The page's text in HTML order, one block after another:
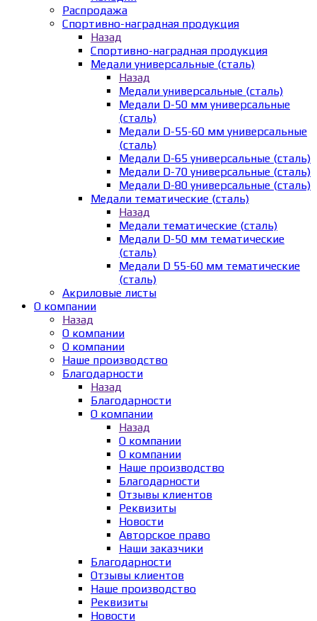
Распродажа
Спортивно-наградная продукция
Назад
Спортивно-наградная продукция
Медали универсальные (сталь)
Назад
Медали универсальные (сталь)
Медали D-50 мм универсальные
(сталь)
Медали D-55-60 мм универсальные
(сталь)
Медали D-65 универсальные (сталь)
Медали D-70 универсальные (сталь)
Медали D-80 универсальные (сталь)
Медали тематические (сталь)
Назад
Медали тематические (сталь)
Медали D-50 мм тематические
(сталь)
Медали D 55-60 мм тематические
(сталь)
Акриловые листы
О компании
Назад
О компании
О компании
Наше производство
Благодарности
Назад
Благодарности
О компании
Назад
О компании
О компании
Наше производство
Благодарности
Отзывы клиентов
Реквизиты
Новости
Авторское право
Наши заказчики
Благодарности
Отзывы клиентов
Наше производство
Реквизиты
Новости